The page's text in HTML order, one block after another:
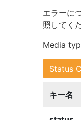
エラーに
照してく
Media
Status
キー名